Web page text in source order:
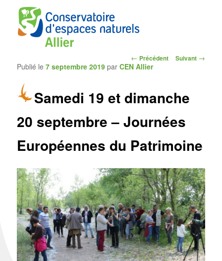
CEN Allier
Navigation
des
← Précédent Suivant →
Samedi 19 et dimanche
20 septembre – Journées
Européennes du Patrimoine
Publié le7 septembre 2019 parCEN Allier